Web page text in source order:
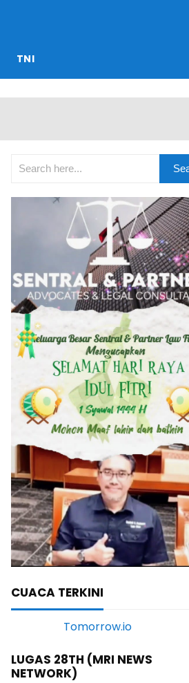
TNI
CUACA TERKINI
LUGAS 28TH (MRI NEWS
NETWORK)